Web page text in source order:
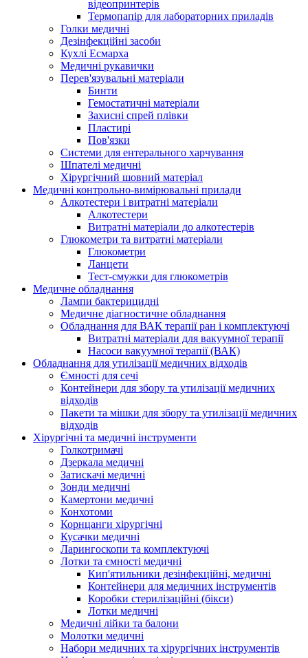
відеопринтерів
Термопапір для лабораторних приладів
Голки медичні
Дезінфекційні засоби
Кухлі Есмарха
Медичні рукавички
Перев'язувальні матеріали
Бинти
Гемостатичні матеріали
Захисні спрей плівки
Пластирі
Пов'язки
Системи для ентерального харчування
Шпателі медичні
Хірургічний шовний матеріал
Медичні контрольно-вимірювальні прилади
Алкотестери і витратні матеріали
Алкотестери
Витратні матеріали до алкотестерів
Глюкометри та витратні матеріали
Глюкометри
Ланцети
Тест-смужки для глюкометрів
Медичне обладнання
Лампи бактерицидні
Медичне діагностичне обладнання
Обладнання для ВАК терапії ран і комплектуючі
Витратні матеріали для вакуумної терапії
Насоси вакуумної терапії (ВАК)
Обладнання для утилізації медичних відходів
Ємності для сечі
Контейнери для збору та утилізації медичних
відходів
Пакети та мішки для збору та утилізації медичних
відходів
Хірургічні та медичні інструменти
Голкотримачі
Дзеркала медичні
Затискачі медичні
Зонди медичні
Камертони медичні
Конхотоми
Корнцанги хірургічні
Кусачки медичні
Ларингоскопи та комплектуючі
Лотки та ємності медичні
Кип'ятильники дезінфекційні, медичні
Контейнери для медичних інструментів
Коробки стерилізаційні (бікси)
Лотки медичні
Медичні лійки та балони
Молотки медичні
Набори медичних та хірургічних інструментів